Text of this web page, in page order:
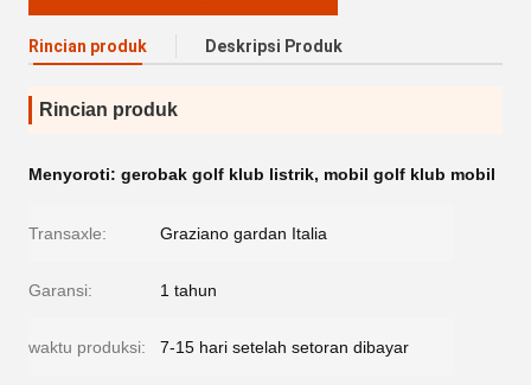
Rincian produk Deskripsi Produk
Rincian produk
Menyoroti: gerobak golf klub listrik, mobil golf klub mobil
Transaxle: Graziano gardan Italia
Garansi: 1 tahun
waktu produksi: 7-15 hari setelah setoran dibayar